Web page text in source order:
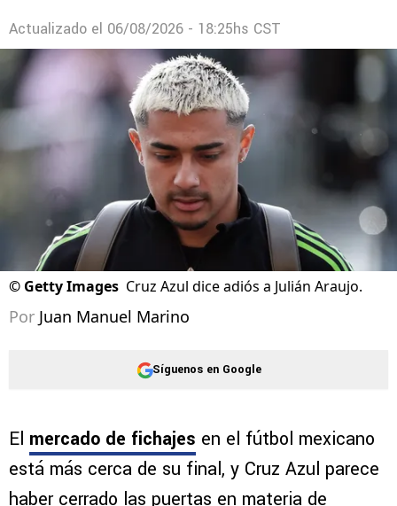
Actualizado el 06/08/2026 - 18:25hs CST
© Getty Images Cruz Azul dice adiós a Julián Araujo.
Por Juan Manuel Marino
Síguenos en Google
El mercado de fichajes en el fútbol mexicano
está más cerca de su final, y Cruz Azul parece
haber cerrado las puertas en materia de